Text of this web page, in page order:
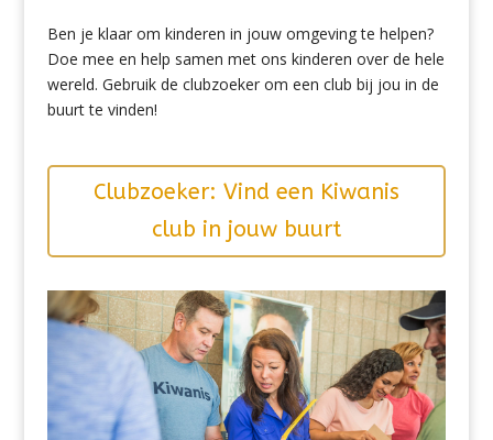
Ben je klaar om kinderen in jouw omgeving te helpen?
Doe mee en help samen met ons kinderen over de hele
wereld. Gebruik de clubzoeker om een club bij jou in de
buurt te vinden!
Clubzoeker: Vind een Kiwanis
club in jouw buurt